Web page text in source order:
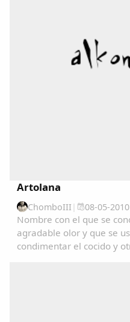
Artolana
ChomboIII | 08-05-2010
Nombre con el que se
agradable olor y que se
condimentar el cocido y